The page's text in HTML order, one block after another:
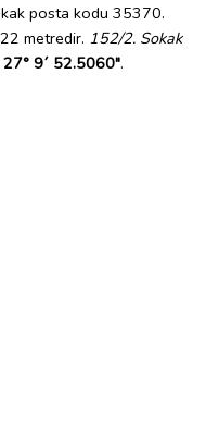
posta kodu 35370.
metredir. 152/2. Sokak
9´ 52.5060".